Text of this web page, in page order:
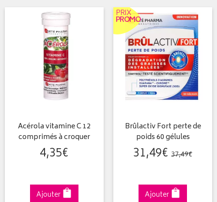
Acérola vitamine C 12
comprimés à croquer
4,35€
Ajouter
PRIX
PROMO
Brûlactiv Fort perte de
poids 60 gélules
31,49€ 37,49€
Ajouter